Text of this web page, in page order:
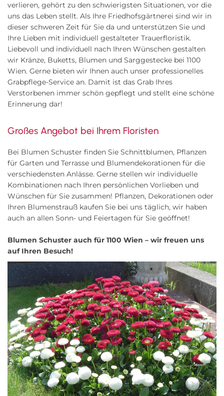
verlieren, gehört zu den schwierigsten Situationen, vor die
uns das Leben stellt. Als Ihre Friedhofsgärtnerei sind wir in
dieser schweren Zeit für Sie da und unterstützen Sie und
Ihre Lieben mit individuell gestalteter Trauerfloristik.
Liebevoll und individuell nach Ihren Wünschen gestalten
wir Kränze, Buketts, Blumen und Sarggestecke bei 1100
Wien. Gerne bieten wir Ihnen auch unser professionelles
Grabpflege-Service an. Damit ist das Grab Ihres
Verstorbenen immer schön gepflegt und stellt eine schöne
Erinnerung dar!
Großes Angebot bei Ihrem Floristen
Bei Blumen Schuster finden Sie Schnittblumen, Pflanzen
für Garten und Terrasse und Blumendekorationen für die
verschiedensten Anlässe. Gerne stellen wir individuelle
Kombinationen nach Ihren persönlichen Vorlieben und
Wünschen für Sie zusammen! Pflanzen, Dekorationen oder
Ihren Blumenstrauß kaufen Sie bei uns täglich, wir haben
auch an allen Sonn- und Feiertagen für Sie geöffnet!
Blumen Schuster auch für 1100 Wien – wir freuen uns
auf Ihren Besuch!